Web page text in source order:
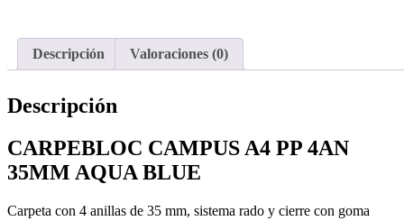
Descripción Valoraciones (0)
Descripción
CARPEBLOC CAMPUS A4 PP 4AN
35MM AQUA BLUE
Carpeta con 4 anillas de 35 mm, sistema rado y cierre con goma